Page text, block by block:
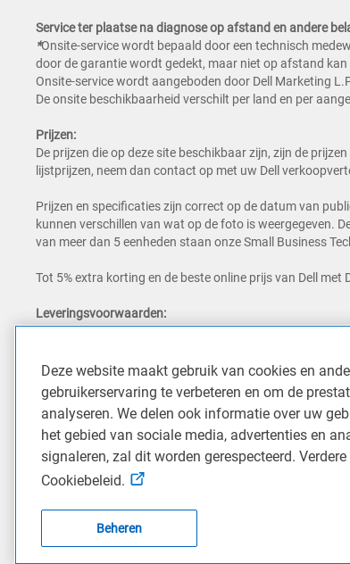
Service ter plaatse na diagnose op afstand en andere
*Onsite-service wordt bepaald door een technisch
door de garantie wordt gedekt, maar niet op afstand
Onsite-service wordt aangeboden door Dell Marketing
De onsite beschikbaarheid verschilt per land en per
Prijzen:
De prijzen die op deze site beschikbaar zijn, zijn de
lijstprijzen, neem dan contact op met uw Dell
Prijzen en specificaties zijn correct op de datum van
kunnen verschillen van wat op de foto is weergegeven.
van meer dan 5 eenheden staan onze Small Business
Tot 5% extra korting en de beste online prijs van Dell
Leveringsvoorwaarden:
Producten die in aanmerking komen voor levering op de
werkdag geleverd (met uitzondering van feestdagen en
werkdagvoor de volledige voorwaarden. Producten die
binnen 3-5 dagen, mede afhankelijk van de afleverlocatie.
Handelsmerken:
Dell Technologies, Dell en andere handelsmerken zijn
VS. Ultrabook, Celeron, Celeron Inside, Core Inside,
MAX, Pentium, Pentium Inside, vPro Inside, Xeon,
logo, en combinaties daarvan, zijn handelsmerken van
Boost, Reflex, DLSS, CUDA, FXAA, GameStream, G-
geregistreerde handelsmerken van NVIDIA
kunnen handelsmerken zijn van hun respectieve
Deze website maakt gebruik van cookies en
gebruikerservaring te verbeteren en om de
analyseren. We delen ook informatie over uw
het gebied van sociale media, advertenties en
signaleren, zal dit worden gerespecteerd.
Cookiebeleid.
Beheren